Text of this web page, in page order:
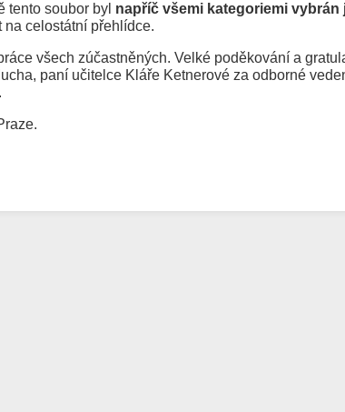
tento soubor byl napříč všemi kategoriemi vybrán
na celostátní přehlídce.
všech zúčastněných. Velké poděkování a
paní učitelce Kláře Ketnerové za odborné